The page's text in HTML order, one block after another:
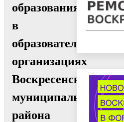
образования
в
образовательных
организациях
Воскресенского
муниципального
района